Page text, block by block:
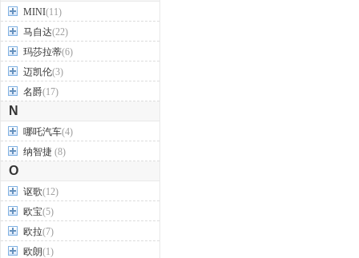
MINI(11)
马自达(22)
玛莎拉蒂(6)
迈凯伦(3)
名爵(17)
N
哪吒汽车(4)
纳智捷 (8)
O
讴歌(12)
欧宝(5)
欧拉(7)
欧朗(1)